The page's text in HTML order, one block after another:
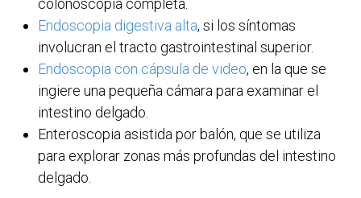
colonoscopia completa.
Endoscopia digestiva alta, si los síntomas
involucran el tracto gastrointestinal superior.
Endoscopia con cápsula de video, en la que se
ingiere una pequeña cámara para examinar el
intestino delgado.
Enteroscopia asistida por balón, que se utiliza
para explorar zonas más profundas del intestino
delgado.